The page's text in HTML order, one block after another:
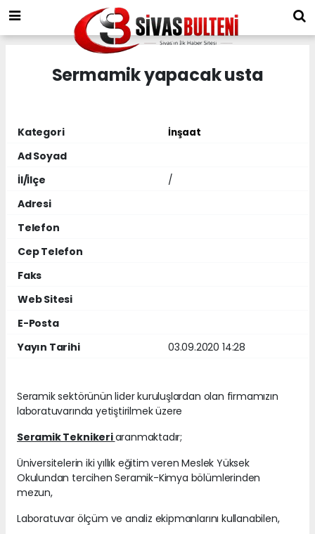
Sermamik yapacak usta
Kategori İnşaat
Ad Soyad
İl/İlçe
/
Adresi
Telefon
Cep Telefon
Faks
Web Sitesi
E-Posta
Yayın Tarihi
03.09.2020 14:28
Seramik sektörünün lider kuruluşlardan olan firmamızın
laboratuvarında yetiştirilmek üzere
Seramik Teknikeriaranmaktadır;
Üniversitelerin iki yıllık eğitim veren Meslek Yüksek
Okulundan tercihen Seramik-Kimya bölümlerinden
mezun,
Laboratuvar ölçüm ve analiz ekipmanlarını kullanabilen,